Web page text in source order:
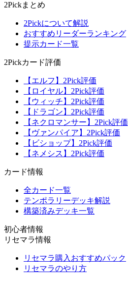
2Pickまとめ
2Pickについて解説
おすすめリーダーランキング
提示カード一覧
2Pickカード評価
【エルフ】2Pick評価
【ロイヤル】2Pick評価
【ウィッチ】2Pick評価
【ドラゴン】2Pick評価
【ネクロマンサー】2Pick評価
【ヴァンパイア】2Pick評価
【ビショップ】2Pick評価
【ネメシス】2Pick評価
カード情報
全カード一覧
テンポラリーデッキ解説
構築済みデッキ一覧
初心者情報
リセマラ情報
リセマラ購入おすすめパック
リセマラのやり方